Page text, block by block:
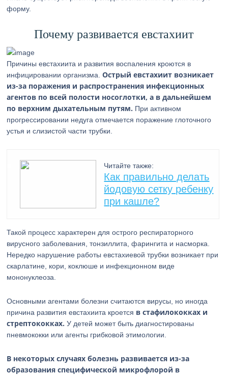
форму.
Почему развивается евстахиит
Причины евстахиита и развития воспаления кроются в
инфицировании организма.Острый евстахиит возникает
из-за поражения и распространения инфекционных
агентов по всей полости носоглотки, а в дальнейшем
по верхним дыхательным путям. При активном
прогрессировании недуга отмечается поражение глоточного
устья и слизистой части трубки.
Читайте также:
Как правильно делать
йодовую сетку ребенку
при кашле?
Такой процесс характерен для острого респираторного
вирусного заболевания, тонзиллита, фарингита и насморка.
Нередко нарушение работы евстахиевой трубки возникает при
скарлатине, кори, коклюше и инфекционном виде
мононуклеоза.
Основными агентами болезни считаются вирусы, но иногда
причина развития евстахиита кроется в стафилококках и
стрептококках. У детей может быть диагностированы
пневмококки или агенты грибковой этимологии.
В некоторых случаях болезнь развивается из-за
образования специфической микрофлорой в